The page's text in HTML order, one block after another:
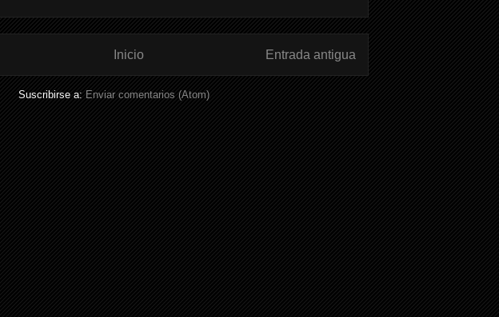
Entrada antigua
Inicio
Suscribirse a: Enviar comentarios (Atom)